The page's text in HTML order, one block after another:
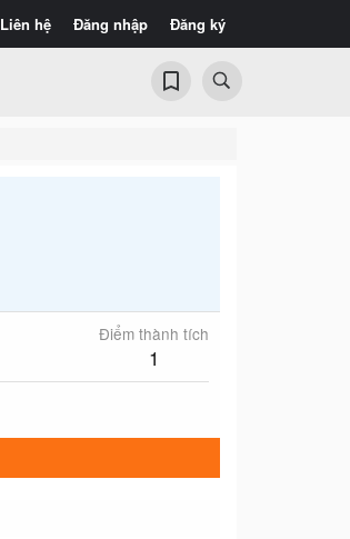
Liên hệ Đăng nhập Đăng ký
Điểm thành tích
1